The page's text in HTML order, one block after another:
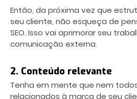
Então, da próxima vez que
seu cliente, não esqueça de
SEO. Isso vai aprimorar seu
comunicação externa.
2. Conteúdo relevante
Tenha em mente que nem
relacionados à marca de seu